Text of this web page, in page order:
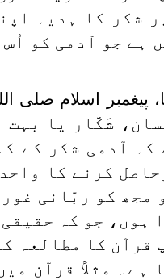
شکر کا ہدیہ
ہے جو آدمی کو
پیغمبر اسلام صلی
شَکَّار یا بہت
کہ آدمی شکر کے
کرنے کا
مجھ کو ربّانی
ہوں، جو کہ
قرآن کا مطالعہ
ہے۔ مثلاً قرآن